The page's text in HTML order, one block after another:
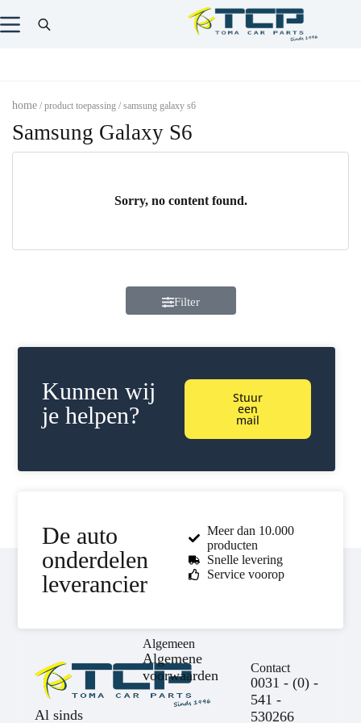
home / product toepassing / samsung galaxy s6
Samsung Galaxy S6
Sorry, no content found.
Filter
Kunnen wij
je helpen?
Stuur
een
mail
De auto
onderdelen
leverancier
Meer dan 10.000
producten
Snelle levering
Service voorop
Al sinds
Algemeen
Algemene
voorwaarden
Contact
0031 - (0) -
541 -
530266